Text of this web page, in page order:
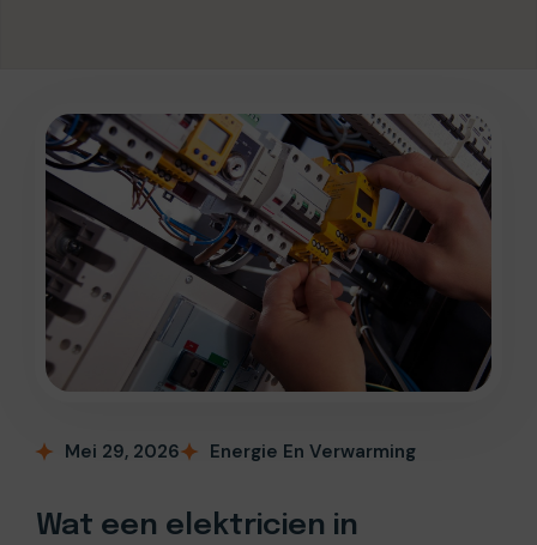
Mei 29, 2026 Energie En Verwarming
Wat een elektricien in